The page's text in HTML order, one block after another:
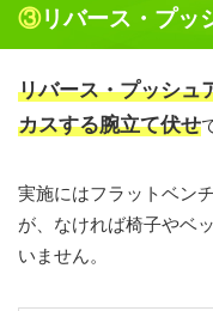
③リバース・プッ
リバース・プッシュ
カスする腕立て伏せ
実施にはフラットベン
が、なければ椅子やベ
いません。